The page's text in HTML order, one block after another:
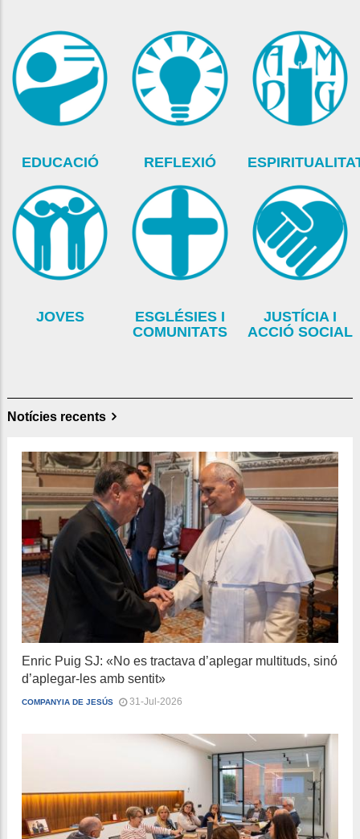
EDUCACIÓ REFLEXIÓ
JOVES
ESGLÉSIES I
COMUNITATS
JUSTÍCIA I
ACCIÓ SOCIAL
Notícies recents
Enric Puig SJ: «No es tractava d’aplegar multituds, sinó
d’aplegar-les amb sentit»
COMPANYIA DE JESÚS 31-Jul-2026